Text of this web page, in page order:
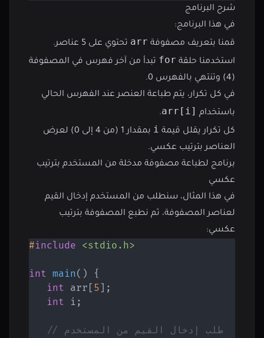
شرح البرنامج
في هذا البرنامج:
قمنا بتعريف مصفوفة arr تحتوي على 5 عناصر.
استخدمنا حلقة for تبدأ من آخر فهرس في المصفوفة
(4) وتنتهي بالفهرس 0.
في كل تكرار، يتم طباعة العنصر عند الفهرس الحالي
باستخدام arr[i]
.
كل تكرار يقلل قيمة i
بمقدار 1 (من 4 إلى 0) لعرض
العناصر بترتيب عكسي.
برنامج لطباعة مصفوفة مدخلة من المستخدم بترتيب
عكسي
في هذا المثال، سنطلب من المستخدم إدخال القيم
لعناصر المصفوفة، ثم نطبع المصفوفة بترتيب
عكسي:
#include <stdio.h>
int main( )
{
int arr 5
;
int i ;
// طلب إدخال القيم من المستخدم